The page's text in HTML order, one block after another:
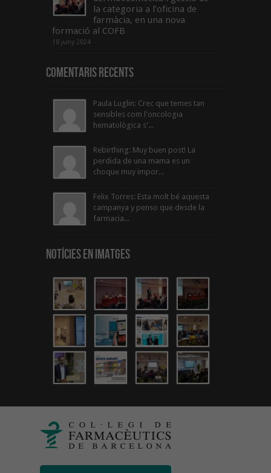
la categoria a l’oficina de
farmàcia, en una nova
formació al COFB
18 juny 2024
Comentaris Recents
Paula Luglin: Crec que temes tan
sensibles com l'oncologia
hematològica s'...
Rebirthing: Muy buen post! La
perdida de una mama es un
choque muy impor...
Felix Torres: Esta molt bé aquesta
campanya y penso que desde la
farmacia...
Notícies en Imatges